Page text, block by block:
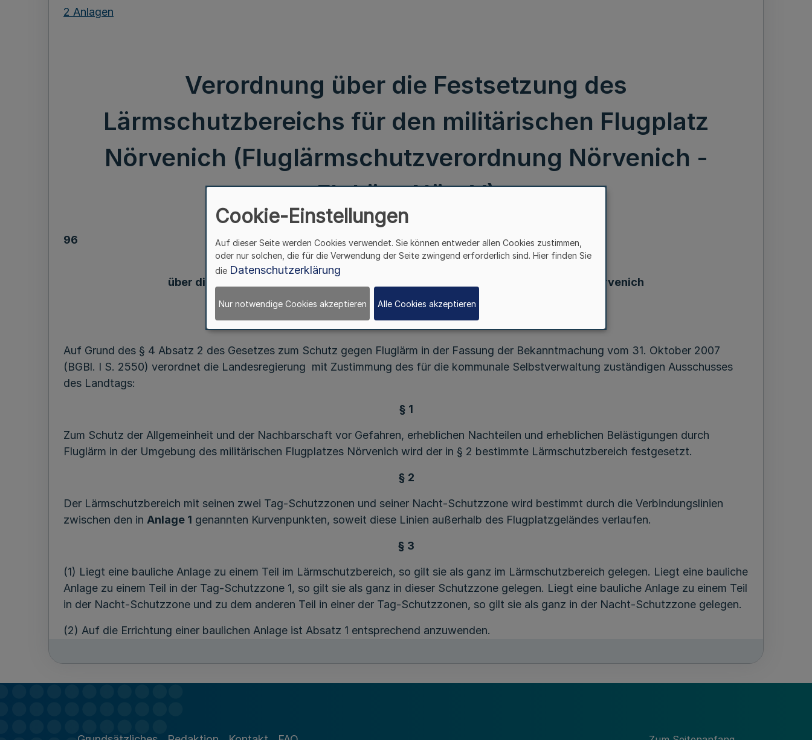
2 Anlagen
Verordnung über die Festsetzung des
Lärmschutzbereichs für den militärischen Flugplatz
Nörvenich (Fluglärmschutzverordnung Nörvenich -
FluLärmNörvV)
96
über die Festsetzung des Lärmschutzbereichs für den militärischen Flugplatz Nörvenich
(Fluglärmschutzverordnung Nörvenich - FluLärmNörvV)
Vom 11. Juni 2013
Auf Grund des § 4 Absatz 2 des Gesetzes zum Schutz gegen Fluglärm in der Fassung der Bekanntmachung vom 31. Oktober 2007
(BGBl. I S. 2550) verordnet die Landesregierung mit Zustimmung des für die kommunale Selbstverwaltung zuständigen Ausschusses
des Landtags:
§ 1
Zum Schutz der Allgemeinheit und der Nachbarschaft vor Gefahren, erheblichen Nachteilen und erheblichen Belästigungen durch
Fluglärm in der Umgebung des militärischen Flugplatzes Nörvenich wird der in § 2 bestimmte Lärmschutzbereich festgesetzt.
§ 2
Der Lärmschutzbereich mit seinen zwei Tag-Schutzzonen und seiner Nacht-Schutzzone wird bestimmt durch die Verbindungslinien
zwischen den in Anlage 1 genannten Kurvenpunkten, soweit diese Linien außerhalb des Flugplatzgeländes verlaufen.
§ 3
(1) Liegt eine bauliche Anlage zu einem Teil im Lärmschutzbereich, so gilt sie als ganz im Lärmschutzbereich gelegen. Liegt eine bauliche
Anlage zu einem Teil in der Tag-Schutzzone 1, so gilt sie als ganz in dieser Schutzzone gelegen. Liegt eine bauliche Anlage zu einem Teil
in der Nacht-Schutzzone und zu dem anderen Teil in einer der Tag-Schutzzonen, so gilt sie als ganz in der Nacht-Schutzzone gelegen.
(2) Auf die Errichtung einer baulichen Anlage ist Absatz 1 entsprechend anzuwenden.
Der nach § 2 bestimmte Lärmschutzbereich ist in einer topographischen Karte im Maßstab 1:50 000 und in Blättern der Deutschen
Cookie-Einstellungen
Auf dieser Seite werden Cookies verwendet. Sie können entweder allen Cookies zustimmen,
oder nur solchen, die für die Verwendung der Seite zwingend erforderlich sind. Hier finden Sie
die Datenschutzerklärung
Nur notwendige Cookies akzeptieren Alle Cookies akzeptieren